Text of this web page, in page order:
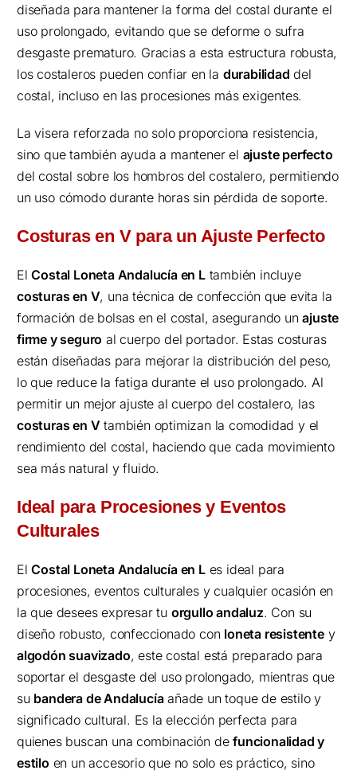
diseñada para mantener la forma del costal durante el
uso prolongado, evitando que se deforme o sufra
desgaste prematuro. Gracias a esta estructura robusta,
los costaleros pueden confiar en la durabilidad del
costal, incluso en las procesiones más exigentes.
La visera reforzada no solo proporciona resistencia,
sino que también ayuda a mantener el ajuste perfecto
del costal sobre los hombros del costalero, permitiendo
un uso cómodo durante horas sin pérdida de soporte.
Costuras en V para un Ajuste Perfecto
ElCostal Loneta Andalucía en Ltambién incluye
costuras en V, una técnica de confección que evita la
formación de bolsas en el costal, asegurando unajuste
firme y seguro al cuerpo del portador. Estas costuras
están diseñadas para mejorar la distribución del peso,
lo que reduce la fatiga durante el uso prolongado. Al
permitir un mejor ajuste al cuerpo del costalero, las
costuras en V también optimizan la comodidad y el
rendimiento del costal, haciendo que cada movimiento
sea más natural y fluido.
Ideal para Procesiones y Eventos
Culturales
ElCostal Loneta Andalucía en Les ideal para
procesiones, eventos culturales y cualquier ocasión en
la que desees expresar tu orgullo andaluz. Con su
diseño robusto, confeccionado con loneta resistentey
algodón suavizado, este costal está preparado para
soportar el desgaste del uso prolongado, mientras que
su bandera de Andalucíaañade un toque de estilo y
significado cultural. Es la elección perfecta para
quienes buscan una combinación defuncionalidad y
estilo en un accesorio que no solo es práctico, sino